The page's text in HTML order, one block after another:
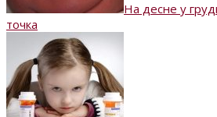
На десне у
точка